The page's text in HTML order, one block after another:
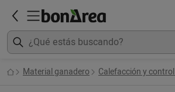
Material ganadero Calefacción y